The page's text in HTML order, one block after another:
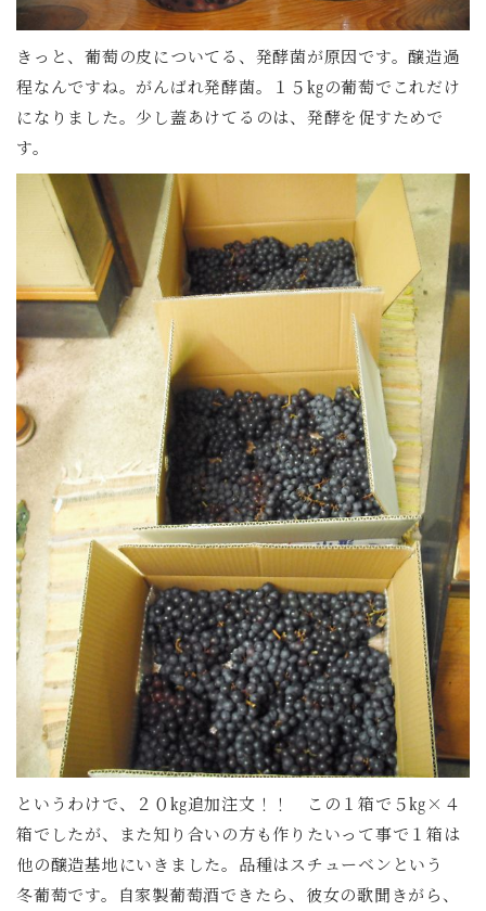
きっと、葡萄の皮についてる、発酵菌が原因です。醸造過
程なんですね。がんばれ発酵菌。１５㎏の葡萄でこれだけ
になりました。少し蓋あけてるのは、発酵を促すためで
す。
というわけで、２０㎏追加注文！！ この１箱で５㎏×４
箱でしたが、また知り合いの方も作りたいって事で１箱は
他の醸造基地にいきました。品種はスチューベンという
冬葡萄です。自家製葡萄酒できたら、彼女の歌聞きがら、